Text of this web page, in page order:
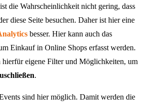
die Wahrscheinlichkeit nicht gering, dass
diese Seite besuchen. Daher ist hier eine
besser. Hier kann auch das
Einkauf in Online Shops erfasst werden.
hierfür eigene Filter und Möglichkeiten, um
.
sind hier möglich. Damit werden die